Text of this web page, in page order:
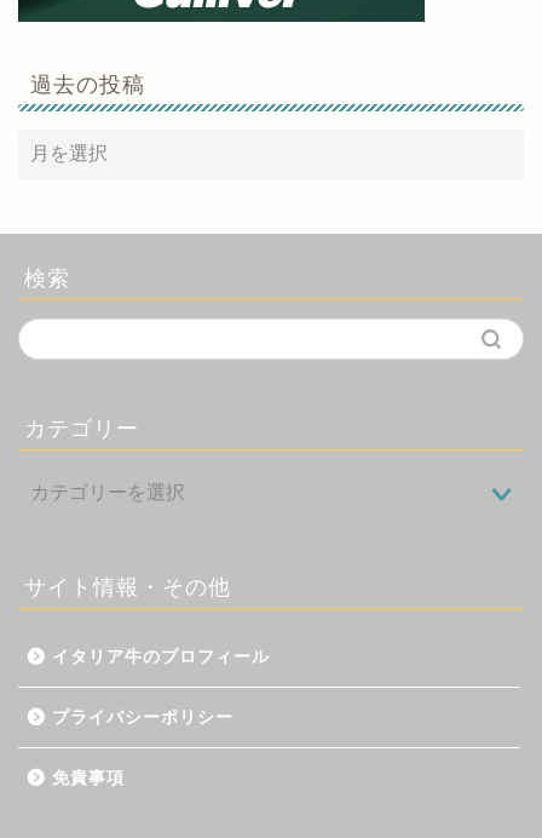
過去の投稿
検索
カテゴリー
サイト情報・その他
イタリア牛のプロフィール
プライバシーポリシー
免責事項